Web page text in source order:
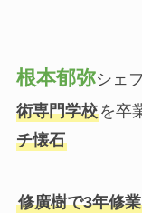
根本郁弥シェ
術専門学校を卒
チ懐石
修廣樹で3年修業